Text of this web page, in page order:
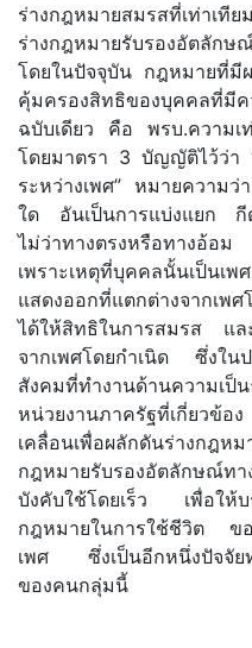
ร่างกฎหมายสมรสที่เท่าเที
ร่างกฎหมายรับรองอัตลักษ
โดยในปัจจุบัน กฎหมายที่มี
คุ้มครองสิทธิของบุคคลที่มีค
ฉบับเดียว คือ พรบ.ความเ
โดยมาตรา 3 บัญญัติไว้ว่า
ระหว่างเพศ” หมายความ
ใด อันเป็นการแบ่งแยก กี
ไม่ว่าทางตรงหรือทางอ้อ
เพราะเหตุที่บุคคลนั้นเป็น
แสดงออกที่แตกต่างจากเพ
ได้ให้สิทธิในการสมรส แล
จากเพศโดยกำเนิด ซึ่งใน
สังคมที่ทำงานด้านความเป็
หน่วยงานภาครัฐที่เกี่ยว
เคลื่อนเพื่อผลักดันร่างกฎ
กฎหมายรับรองอัตลักษณ์ทา
บังคับใช้โดยเร็ว เพื่อให้บ
กฎหมายในการใช้ชีวิต ข
เพศ ซึ่งเป็นอีกหนึ่งปัจจัย
ของคนกลุ่มนี้